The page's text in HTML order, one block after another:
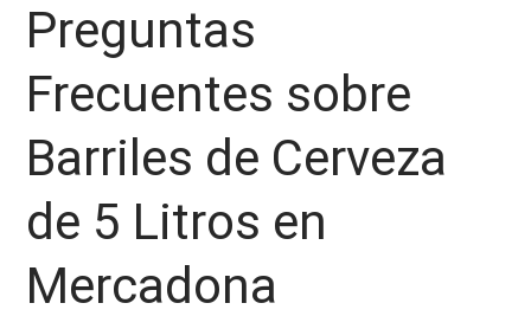
Preguntas
Frecuentes sobre
Barriles de Cerveza
de 5 Litros en
Mercadona